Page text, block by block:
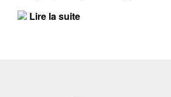
Lire la suite